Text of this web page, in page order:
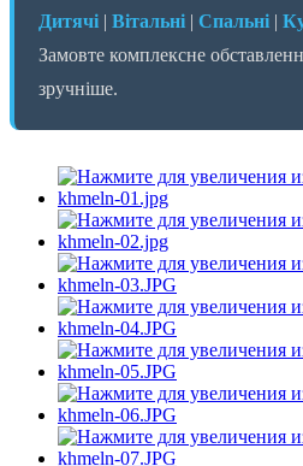
Дитячі | Вітальні | Спальні |
Замовте комплексне
зручніше.